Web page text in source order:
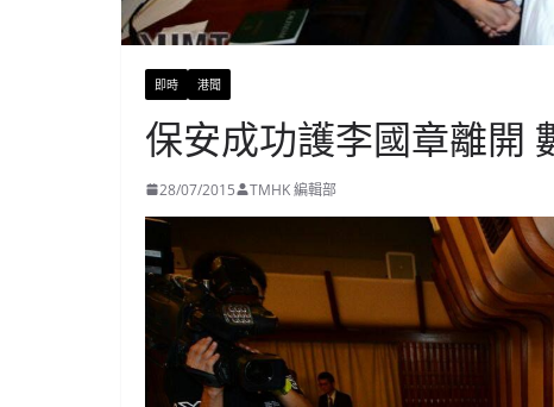
即時 港聞
保安成功護李國章離開
28/07/2015 TMHK 編輯部